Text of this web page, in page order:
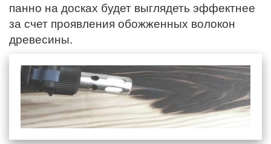
панно на досках будет выглядеть эффектнее
за счет проявления обожженных волокон
древесины.